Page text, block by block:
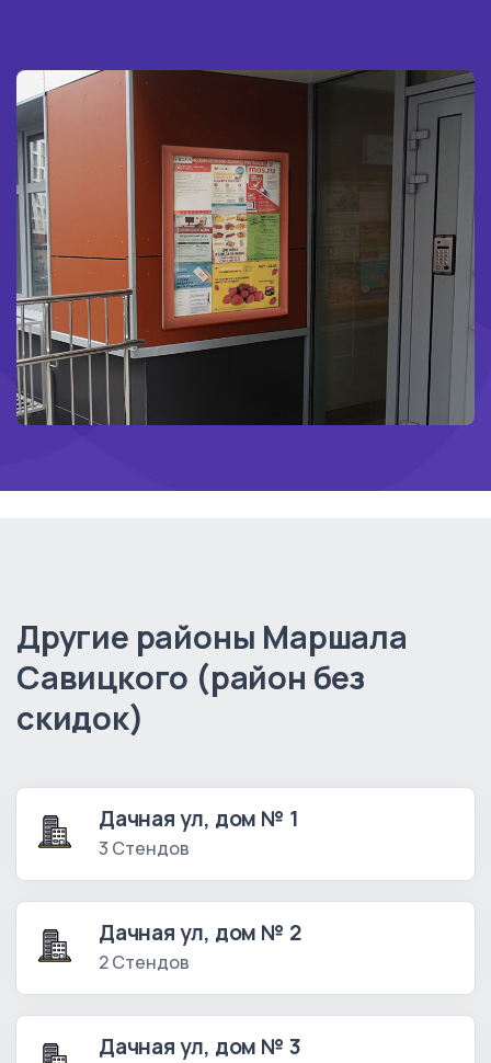
Другие районы Маршала
Савицкого (район без
скидок)
Дачная ул, дом № 1
3 Стендов
Дачная ул, дом № 2
2 Стендов
Дачная ул, дом № 3